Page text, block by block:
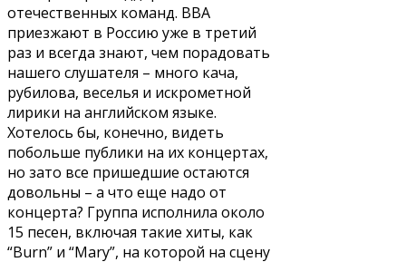
отечественных команд. BBA
приезжают в Россию уже в третий
раз и всегда знают, чем порадовать
нашего слушателя – много кача,
рубилова, веселья и искрометной
лирики на английском языке.
Хотелось бы, конечно, видеть
побольше публики на их концертах,
но зато все пришедшие остаются
довольны – а что еще надо от
концерта? Группа исполнила около
15 песен, включая такие хиты, как
“Burn” и “Mary”, на которой на сцену